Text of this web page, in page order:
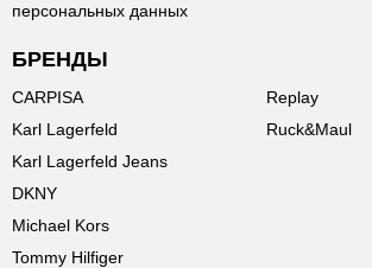
персональных данных
БРЕНДЫ
CARPISA
Karl Lagerfeld
Karl Lagerfeld Jeans
DKNY
Michael Kors
Tommy Hilfiger
Replay
Ruck&Maul